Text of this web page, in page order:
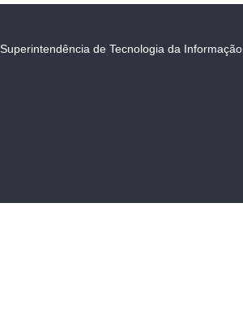
Superintendência de Tecnologia da Informação